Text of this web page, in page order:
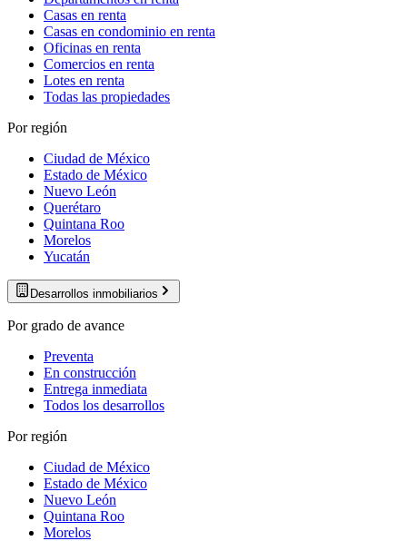
Casas en renta
Casas en condominio en renta
Oficinas en renta
Comercios en renta
Lotes en renta
Todas las propiedades
Por región
Ciudad de México
Estado de México
Nuevo León
Querétaro
Quintana Roo
Morelos
Yucatán
Desarrollos inmobiliarios
Por grado de avance
Preventa
En construcción
Entrega inmediata
Todos los desarrollos
Por región
Ciudad de México
Estado de México
Nuevo León
Quintana Roo
Morelos